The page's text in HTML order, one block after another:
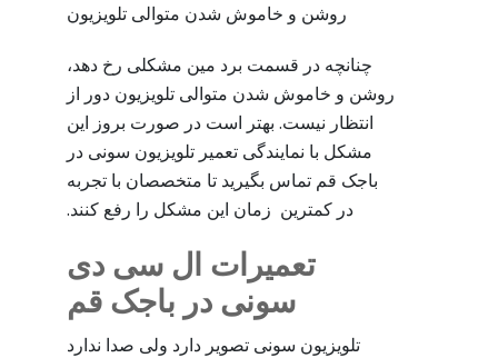
روشن و خاموش شدن متوالی تلویزیون
چنانچه در قسمت برد مین مشکلی رخ دهد،
روشن و خاموش شدن متوالی تلویزیون دور از
انتظار نیست. بهتر است در صورت بروز این
مشکل با نمایندگی تعمیر تلویزیون سونی در
باجک قم تماس بگیرید تا متخصصان با تجربه
در کمترین زمان این مشکل را رفع کنند.
تعمیرات ال سی دی
سونی در باجک قم
تلویزیون سونی تصویر دارد ولی صدا ندارد